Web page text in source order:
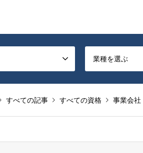
業種を選ぶ
すべての記事 すべての資格 事業会社